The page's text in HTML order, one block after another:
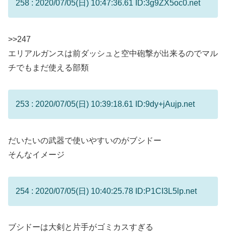
258 : 2020/07/05(日) 10:47:36.61 ID:3g9ZX5oc0.net
>>247
エリアルガンスは前ダッシュと空中砲撃が出来るのでマル
チでもまだ使える部類
253 : 2020/07/05(日) 10:39:18.61 ID:9dy+jAujp.net
だいたいの武器で使いやすいのがブシドー
そんなイメージ
254 : 2020/07/05(日) 10:40:25.78 ID:P1CI3L5lp.net
ブシドーは大剣と片手がゴミカスすぎる